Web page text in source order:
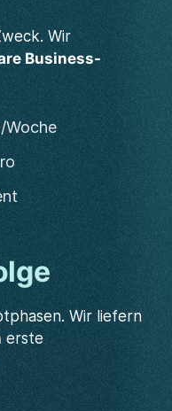
Wir
Business-
Woche
Wir liefern
erste